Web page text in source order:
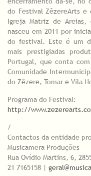
do Festival ZêzereArts e
Igreja Matriz de Areias,
nasceu em 2011 por
do festival. Este é um
mais prestigiadas
Portugal, que conta
Comunidade
do Zêzere, Tomar e Vila
Programa do Festival:
http://
/
Contactos da entidade
Musicamera Produções
Rua Ovídio Martins, 6,
21 7165158 |